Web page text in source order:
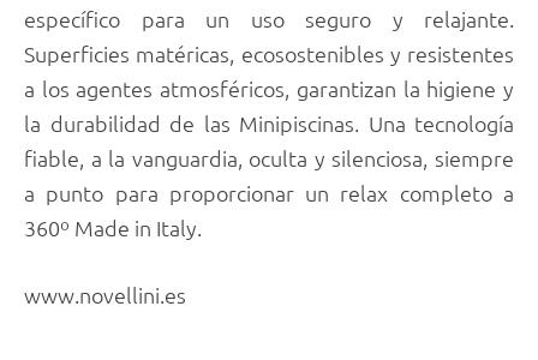
específico para un uso seguro y relajante.
Superficies matéricas, ecosostenibles y resistentes
a los agentes atmosféricos, garantizan la higiene y
la durabilidad de las Minipiscinas. Una tecnología
fiable, a la vanguardia, oculta y silenciosa, siempre
a punto para proporcionar un relax completo a
360º Made in Italy.
www.novellini.es